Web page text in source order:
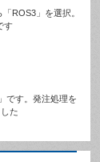
ROS3」を選択。
す
です。発注処理を
た